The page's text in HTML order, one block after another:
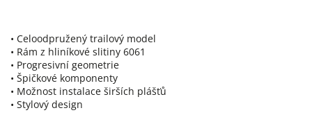
• Celoodpružený trailový model
• Rám z hliníkové slitiny 6061
• Progresivní geometrie
• Špičkové komponenty
• Možnost instalace širších plášťů
• Stylový design